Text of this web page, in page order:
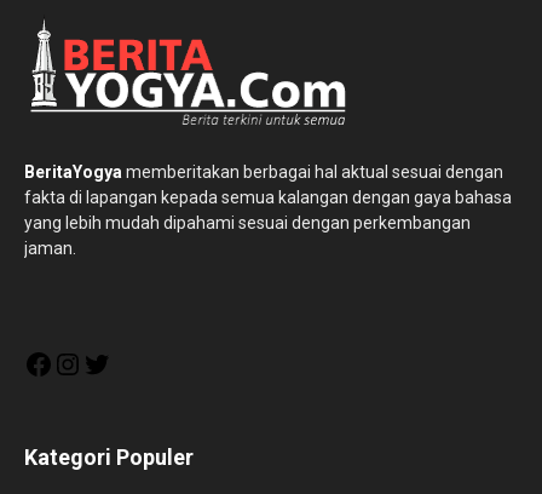
BeritaYogya memberitakan berbagai hal aktual sesuai dengan
fakta di lapangan kepada semua kalangan dengan gaya bahasa
yang lebih mudah dipahami sesuai dengan perkembangan
jaman.
FacebookInstagram
Kategori Populer